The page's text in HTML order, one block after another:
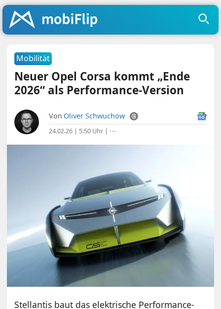
Mobilität
Neuer Opel Corsa kommt „Ende
2026“ als Performance-Version
Von Oliver Schwuchow
24.02.26 | 5:50 Uhr | ⋯
Stellantis baut das elektrische Performance-